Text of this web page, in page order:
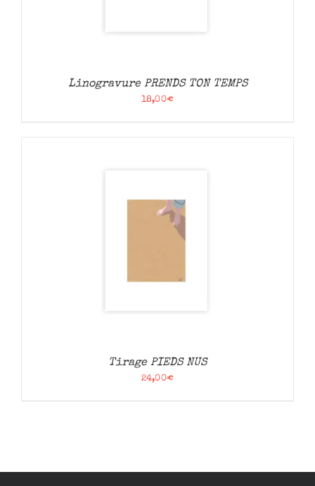
Linogravure PRENDS TON TEMPS
18,00€
Tirage PIEDS NUS
24,00€